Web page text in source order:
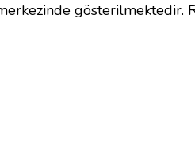
gösterilmektedir.